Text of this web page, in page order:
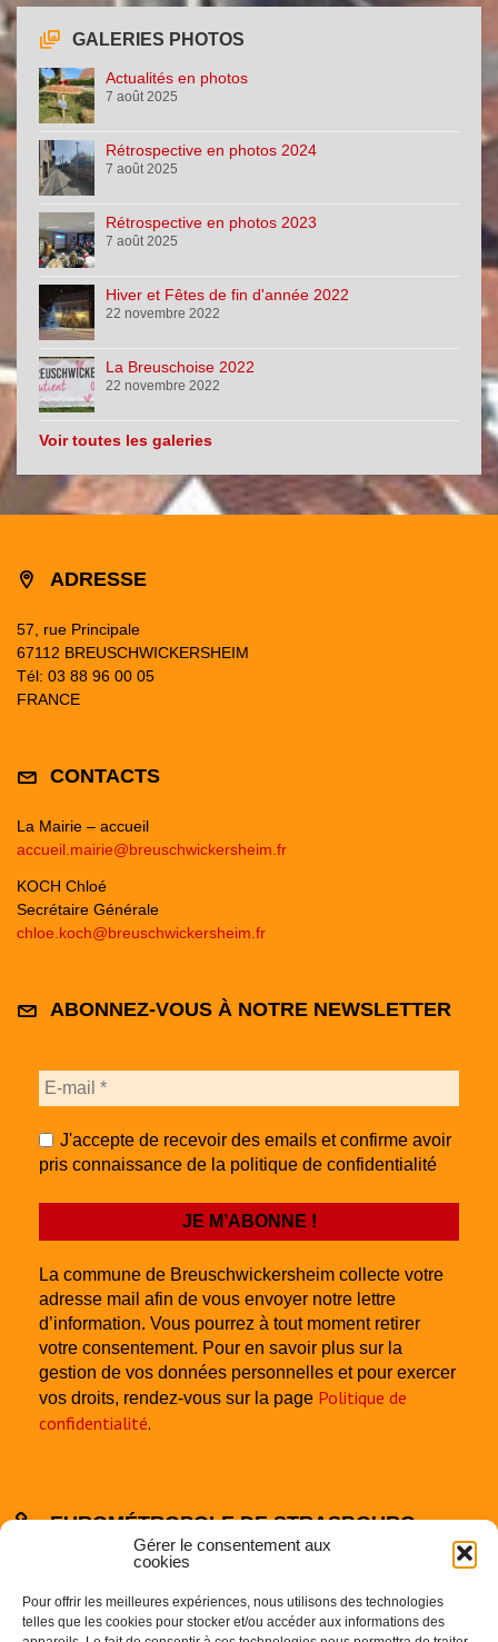
Gérer le consentement aux
cookies
Pour offrir les meilleures expériences, nous utilisons des technologies
telles que les cookies pour stocker et/ou accéder aux informations des
GALERIES PHOTOS
Actualités en photos
7 août 2025
Rétrospective en photos 2024
7 août 2025
Rétrospective en photos 2023
7 août 2025
Hiver et Fêtes de fin d'année 2022
22 novembre 2022
La Breuschoise 2022
22 novembre 2022
Voir toutes les galeries
ADRESSE
57, rue Principale
67112 BREUSCHWICKERSHEIM
Tél: 03 88 96 00 05
FRANCE
CONTACTS
La Mairie – accueil
accueil.mairie@breuschwickersheim.fr
KOCH Chloé
Secrétaire Générale
chloe.koch@breuschwickersheim.fr
ABONNEZ-VOUS À NOTRE NEWSLETTER
J'accepte de recevoir des emails et confirme avoir
pris connaissance de la politique de confidentialité
La commune de Breuschwickersheim collecte votre
adresse mail afin de vous envoyer notre lettre
d’information. Vous pourrez à tout moment retirer
votre consentement. Pour en savoir plus sur la
gestion de vos données personnelles et pour exercer
vos droits, rendez-vous sur la page Politique de
confidentialité.
EUROMÉTROPOLE DE STRASBOURG